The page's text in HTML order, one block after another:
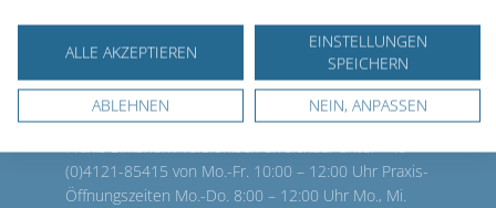
Kontakt
Praxis Elmshorn Telefonisch erreichbar unter +49
(0)4121-85415 von Mo.-Fr. 10:00 – 12:00 Uhr Praxis-
Öffnungszeiten Mo.-Do. 8:00 – 12:00 Uhr Mo., Mi.
ALLE AKZEPTIEREN
EINSTELLUNGEN
SPEICHERN
ABLEHNEN
NEIN, ANPASSEN